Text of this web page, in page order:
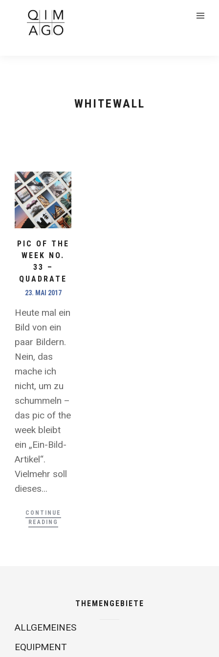
WHITEWALL
PIC OF THE
WEEK NO.
33 –
QUADRATE
23. MAI 2017
Heute mal ein
Bild von ein
paar Bildern.
Nein, das
mache ich
nicht, um zu
schummeln –
das pic of the
week bleibt
ein „Ein-Bild-
Artikel“.
Vielmehr soll
dieses...
CONTINUE
READING
THEMENGEBIETE
ALLGEMEINES
EQUIPMENT